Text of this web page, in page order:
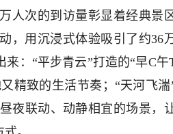
人次的到访量彰显着经典景
，用沉浸式体验吸引了约36
：“平步青云”打造的“早C午
精致的生活节奏；“天河飞湍
夜联动、动静相宜的场景，